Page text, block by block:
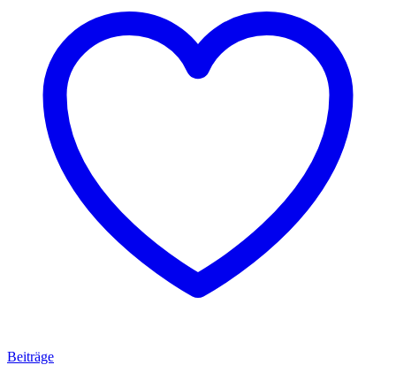
Beiträge